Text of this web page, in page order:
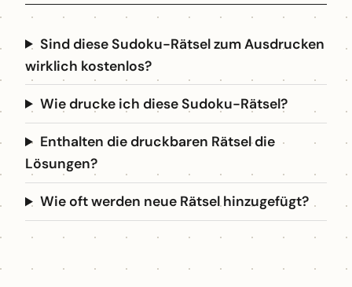
Sind diese Sudoku-Rätsel zum Ausdrucken
wirklich kostenlos?
Wie drucke ich diese Sudoku-Rätsel?
Enthalten die druckbaren Rätsel die
Lösungen?
Wie oft werden neue Rätsel hinzugefügt?